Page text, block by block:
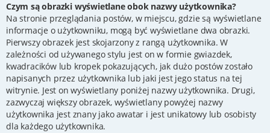
Czym są obrazki wyświetlane obok nazwy użytkownika?
Na stronie przeglądania postów, w miejscu, gdzie są wyświetlane
informacje o użytkowniku, mogą być wyświetlane dwa obrazki.
Pierwszy obrazek jest skojarzony z rangą użytkownika. W
zależności od używanego stylu jest on w formie gwiazdek,
kwadracików lub kropek pokazujących, jak dużo postów zostało
napisanych przez użytkownika lub jaki jest jego status na tej
witrynie. Jest on wyświetlany poniżej nazwy użytkownika. Drugi,
zazwyczaj większy obrazek, wyświetlany powyżej nazwy
użytkownika jest znany jako awatar i jest unikatowy lub osobisty
dla każdego użytkownika.